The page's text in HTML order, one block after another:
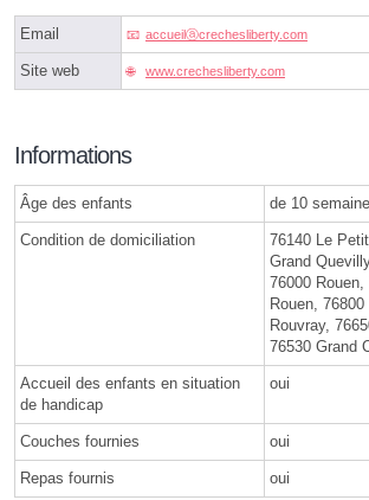
Email accueilⓐcrechesliberty.com
Site web www.crechesliberty.com
Informations
Âge des enfants de 10
Condition de domiciliation
76140 Le
Grand
76000
Rouen,
Rouvray,
76530 Grand
Accueil des enfants en situation
de handicap
oui
Couches fournies oui
Repas fournis oui